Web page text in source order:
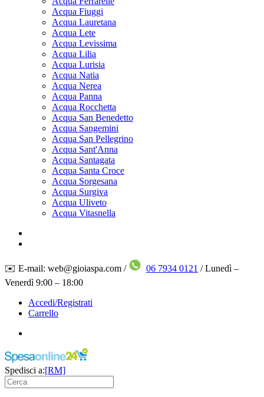
Acqua Fiuggi
Acqua Lauretana
Acqua Lete
Acqua Levissima
Acqua Lilia
Acqua Lurisia
Acqua Natia
Acqua Nerea
Acqua Panna
Acqua Rocchetta
Acqua San Benedetto
Acqua Sangemini
Acqua San Pellegrino
Acqua Sant'Anna
Acqua Santagata
Acqua Santa Croce
Acqua Sorgesana
Acqua Surgiva
Acqua Uliveto
Acqua Vitasnella
✉️ E-mail: web@gioiaspa.com / 06 7934 0121 / Lunedì –
Venerdì 9:00 – 18:00
Accedi/Registrati
Carrello
Spedisci a:[RM]